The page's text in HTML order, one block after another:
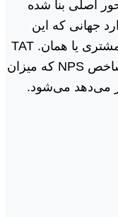
اصلی بنا شده
جهانی که این
استاندارد شامل مدت زمان درانتظار مشتری یا همان. TAT
وکیفیت ارائه خدمات MOT ودر آخر شاخص NPS که میزان
می‌دهد می‌شود.